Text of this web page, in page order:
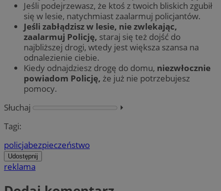
Jeśli podejrzewasz, że ktoś z twoich bliskich zgubił
się w lesie, natychmiast zaalarmuj policjantów.
Jeśli zabłądzisz w lesie, nie zwlekając,
zaalarmuj Policję, staraj się też dojść do
najbliższej drogi, wtedy jest większa szansa na
odnalezienie ciebie.
Kiedy odnajdziesz drogę do domu, niezwłocznie
powiadom Policję, że już nie potrzebujesz
pomocy.
Słuchaj
⏵︎
Tagi:
policjabezpieczeństwo
Udostępnij
reklama